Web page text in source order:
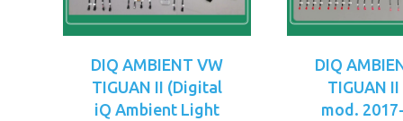
DIQ AMBIENT VW
TIGUAN II (Digital
iQ Ambient Light
DIQ
TIGUAN II
mod.